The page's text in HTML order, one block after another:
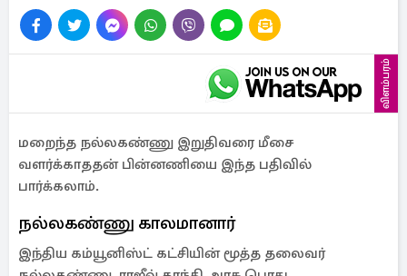
விளம்பரம்
மறைந்த நல்லகண்ணு இறுதிவரை மீசை
வளர்க்காததன் பின்னணியை இந்த பதிவில்
பார்க்கலாம்.
நல்லகண்ணு காலமானார்
இந்திய கம்யூனிஸ்ட் கட்சியின் மூத்த தலைவர்